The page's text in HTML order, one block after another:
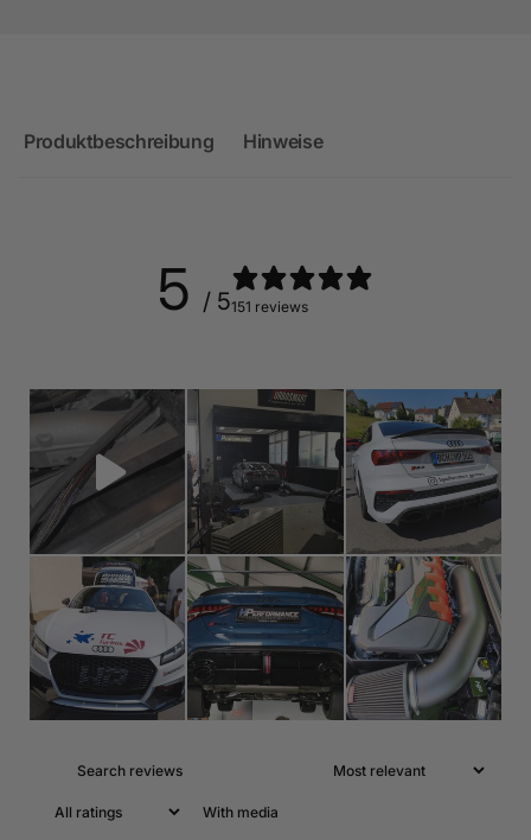
Produktbeschreibung Hinweise
5 / 5151 reviews
With media